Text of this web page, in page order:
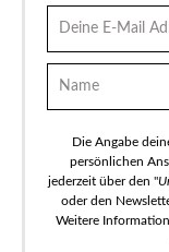
Die Angabe
persönlichen
jederzeit über den "
oder den
Weitere